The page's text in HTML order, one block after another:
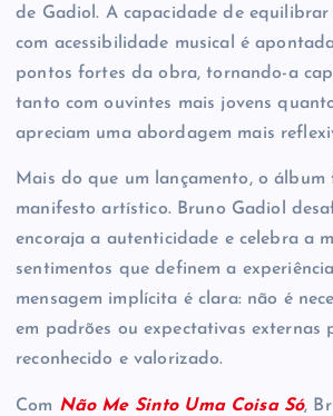
de Gadiol. A capacidade de equilibrar
com acessibilidade musical é
pontos fortes da obra, tornando-a
tanto com ouvintes mais jovens
apreciam uma abordagem mais
Mais do que um lançamento, o álbum
manifesto artístico. Bruno Gadiol
encoraja a autenticidade e celebra a
sentimentos que definem a
mensagem implícita é clara: não é
em padrões ou expectativas externas
reconhecido e valorizado.
Com Não Me Sinto Uma Coisa Só,